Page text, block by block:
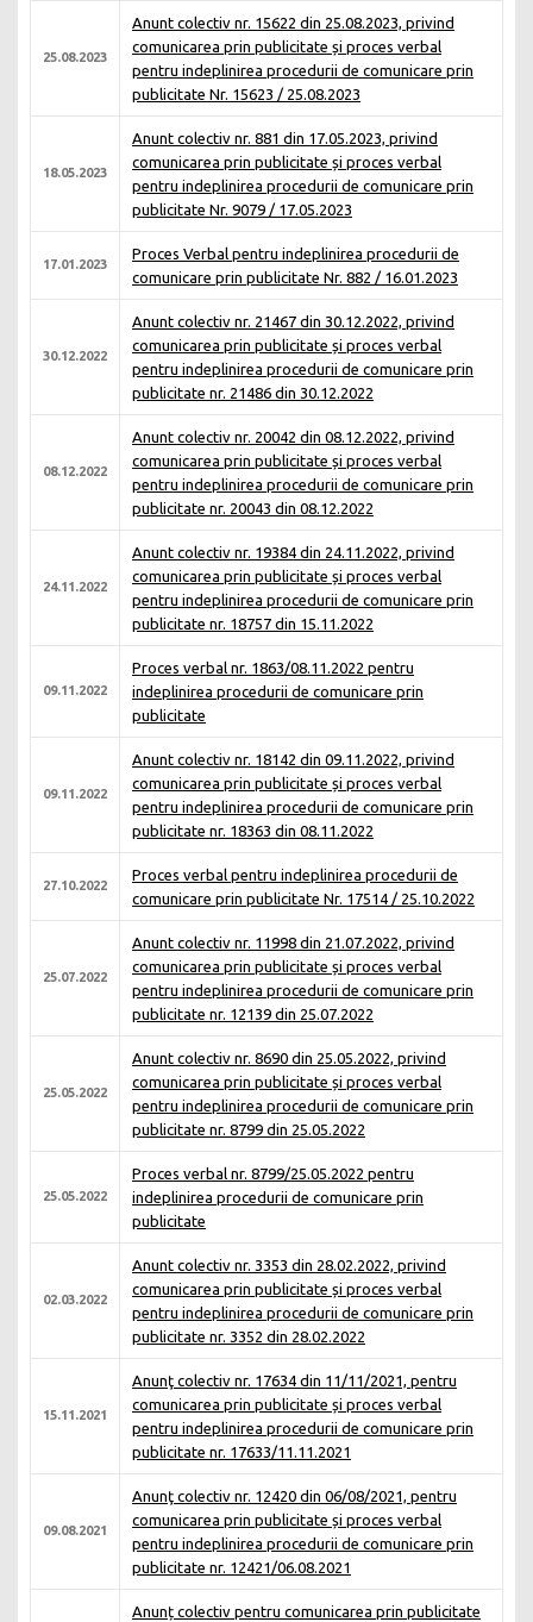
25.08.2023
Anunt colectiv nr. 15622 din 25.08.2023, privind
comunicarea prin publicitate și proces verbal
pentru indeplinirea procedurii de comunicare prin
publicitate Nr. 15623 / 25.08.2023
18.05.2023
Anunt colectiv nr. 881 din 17.05.2023, privind
comunicarea prin publicitate și proces verbal
pentru indeplinirea procedurii de comunicare prin
publicitate Nr. 9079 / 17.05.2023
17.01.2023
Proces Verbal pentru indeplinirea procedurii de
comunicare prin publicitate Nr. 882 / 16.01.2023
30.12.2022
Anunt colectiv nr. 21467 din 30.12.2022, privind
comunicarea prin publicitate și proces verbal
pentru indeplinirea procedurii de comunicare prin
publicitate nr. 21486 din 30.12.2022
08.12.2022
Anunt colectiv nr. 20042 din 08.12.2022, privind
comunicarea prin publicitate și proces verbal
pentru indeplinirea procedurii de comunicare prin
publicitate nr. 20043 din 08.12.2022
24.11.2022
Anunt colectiv nr. 19384 din 24.11.2022, privind
comunicarea prin publicitate și proces verbal
pentru indeplinirea procedurii de comunicare prin
publicitate nr. 18757 din 15.11.2022
09.11.2022
Proces verbal nr. 1863/08.11.2022 pentru
indeplinirea procedurii de comunicare prin
publicitate
09.11.2022
Anunt colectiv nr. 18142 din 09.11.2022, privind
comunicarea prin publicitate și proces verbal
pentru indeplinirea procedurii de comunicare prin
publicitate nr. 18363 din 08.11.2022
27.10.2022
Proces verbal pentru indeplinirea procedurii de
comunicare prin publicitate Nr. 17514 / 25.10.2022
25.07.2022
Anunt colectiv nr. 11998 din 21.07.2022, privind
comunicarea prin publicitate și proces verbal
pentru indeplinirea procedurii de comunicare prin
publicitate nr. 12139 din 25.07.2022
25.05.2022
Anunt colectiv nr. 8690 din 25.05.2022, privind
comunicarea prin publicitate și proces verbal
pentru indeplinirea procedurii de comunicare prin
publicitate nr. 8799 din 25.05.2022
25.05.2022
Proces verbal nr. 8799/25.05.2022 pentru
indeplinirea procedurii de comunicare prin
publicitate
02.03.2022
Anunt colectiv nr. 3353 din 28.02.2022, privind
comunicarea prin publicitate și proces verbal
pentru indeplinirea procedurii de comunicare prin
publicitate nr. 3352 din 28.02.2022
15.11.2021
Anunţ colectiv nr. 17634 din 11/11/2021, pentru
comunicarea prin publicitate și proces verbal
pentru indeplinirea procedurii de comunicare prin
publicitate nr. 17633/11.11.2021
09.08.2021
Anunţ colectiv nr. 12420 din 06/08/2021, pentru
comunicarea prin publicitate și proces verbal
pentru indeplinirea procedurii de comunicare prin
publicitate nr. 12421/06.08.2021
Anunț colectiv pentru comunicarea prin publicitate